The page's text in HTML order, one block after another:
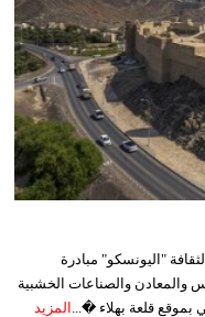
"اليونسكو" مبادرة
والمعادن والصناعات الخشبية
قلعة بهلاء �... المزيد